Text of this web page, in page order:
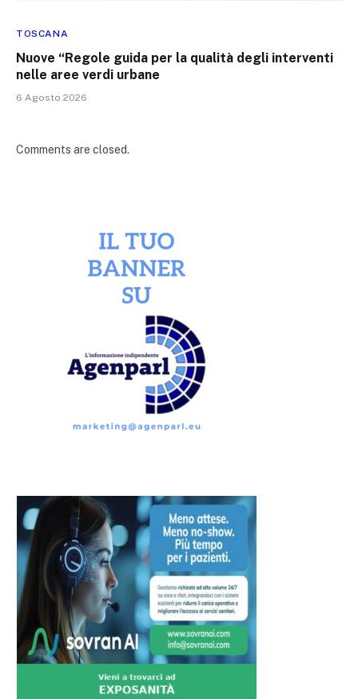
TOSCANA
Nuove “Regole guida per la qualità degli interventi
nelle aree verdi urbane
6 Agosto 2026
Comments are closed.